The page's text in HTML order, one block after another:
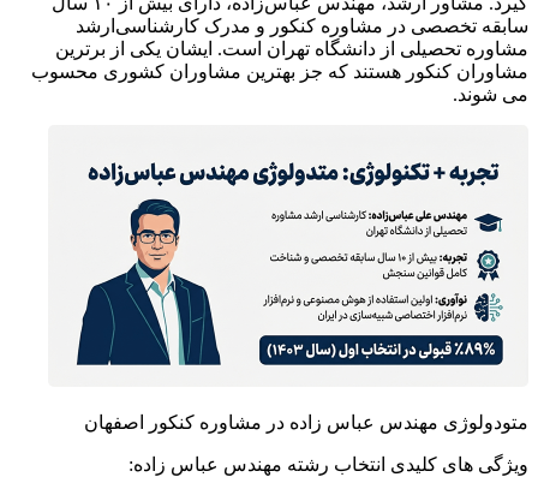
سابقه تخصصی در مشاوره کنکور و مدرک کارشناسی‌ارشد
مشاوره تحصیلی از دانشگاه تهران است. ایشان یکی از برترین
مشاوران کنکور هستند که جز بهترین مشاوران کشوری محسوب
می شوند.
متودولوژی مهندس عباس زاده در مشاوره کنکور اصفهان
ویژگی های کلیدی انتخاب رشته مهندس عباس زاده: